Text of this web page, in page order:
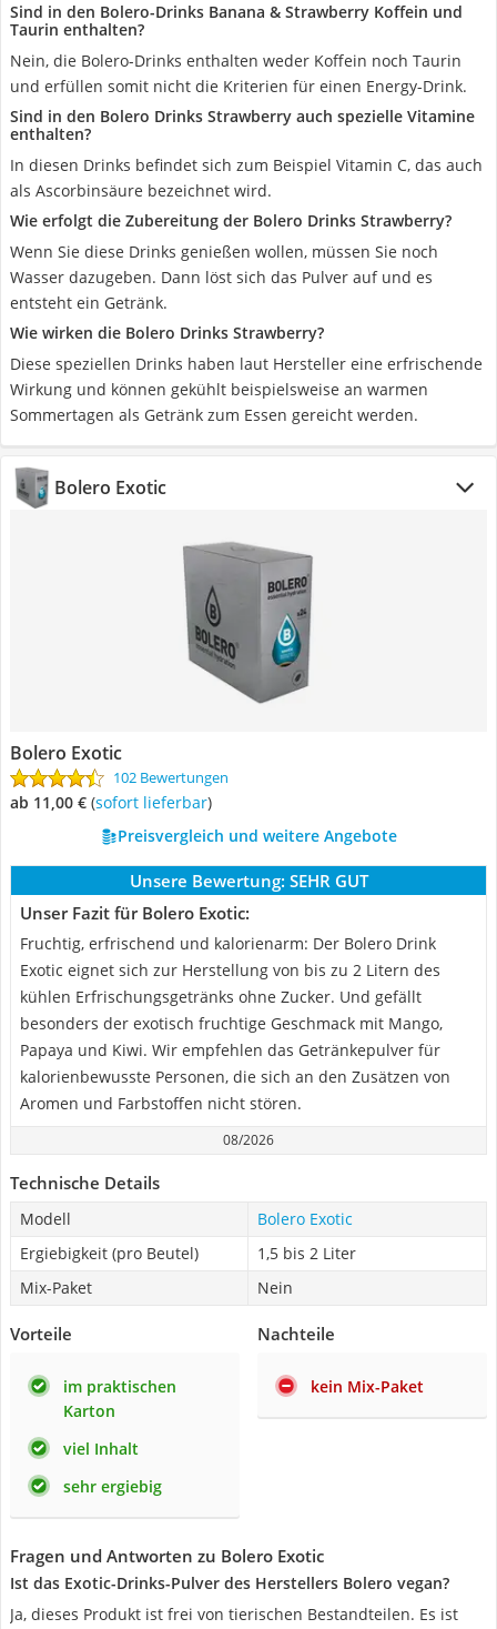
Sind in den Bolero-Drinks Banana & Strawberry Koffein und
Taurin enthalten?
Nein, die Bolero-Drinks enthalten weder Koffein noch Taurin
und erfüllen somit nicht die Kriterien für einen Energy-Drink.
Sind in den Bolero Drinks Strawberry auch spezielle Vitamine
enthalten?
In diesen Drinks befindet sich zum Beispiel Vitamin C, das auch
als Ascorbinsäure bezeichnet wird.
Wie erfolgt die Zubereitung der Bolero Drinks Strawberry?
Wenn Sie diese Drinks genießen wollen, müssen Sie noch
Wasser dazugeben. Dann löst sich das Pulver auf und es
entsteht ein Getränk.
Wie wirken die Bolero Drinks Strawberry?
Diese speziellen Drinks haben laut Hersteller eine erfrischende
Wirkung und können gekühlt beispielsweise an warmen
Sommertagen als Getränk zum Essen gereicht werden.
Bolero Exotic
Bolero Exotic
102 Bewertungen
ab 11,00 € ( Sofort lieferbar)
Preisvergleich und weitere Angebote
Unsere Bewertung: SEHR GUT
Unser Fazit für Bolero Exotic:
Fruchtig, erfrischend und kalorienarm: Der Bolero Drink
Exotic eignet sich zur Herstellung von bis zu 2 Litern des
kühlen Erfrischungsgetränks ohne Zucker. Und gefällt
besonders der exotisch fruchtige Geschmack mit Mango,
Papaya und Kiwi. Wir empfehlen das Getränkepulver für
kalorienbewusste Personen, die sich an den Zusätzen von
Aromen und Farbstoffen nicht stören.
08/2026
Technische Details
Modell
Bolero Exotic
Ergiebigkeit (pro Beutel)
1,5 bis 2 Liter
Mix-Paket
Nein
Vorteile
im praktischen
Karton
viel Inhalt
sehr ergiebig
Nachteile
kein Mix-Paket
Fragen und Antworten zu Bolero Exotic
Ist das Exotic-Drinks-Pulver des Herstellers Bolero vegan?
Ja, dieses Produkt ist frei von tierischen Bestandteilen. Es ist